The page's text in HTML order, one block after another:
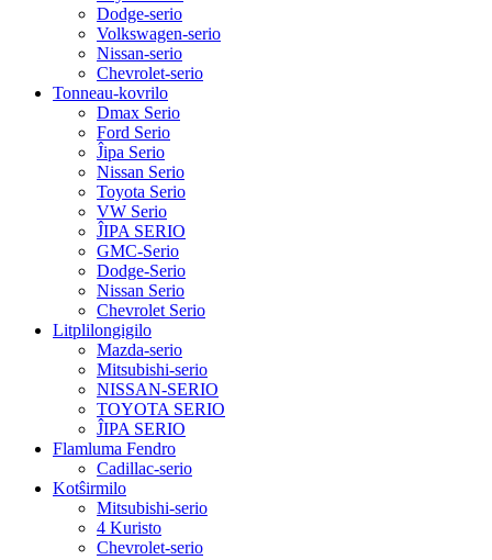
Dodge-serio
Volkswagen-serio
Nissan-serio
Chevrolet-serio
Tonneau-kovrilo
Dmax Serio
Ford Serio
Ĵipa Serio
Nissan Serio
Toyota Serio
VW Serio
ĴIPA SERIO
GMC-Serio
Dodge-Serio
Nissan Serio
Chevrolet Serio
Litplilongigilo
Mazda-serio
Mitsubishi-serio
NISSAN-SERIO
TOYOTA SERIO
ĴIPA SERIO
Flamluma Fendro
Cadillac-serio
Kotŝirmilo
Mitsubishi-serio
4 Kuristo
Chevrolet-serio